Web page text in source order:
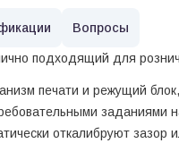
Вопросы
подходящий для
печати и режущий
заданиями
откалибруют